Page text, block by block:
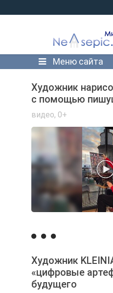
Меню сайта
Художник
с помощью
видео, 0+
Художник
«цифровые
будущего